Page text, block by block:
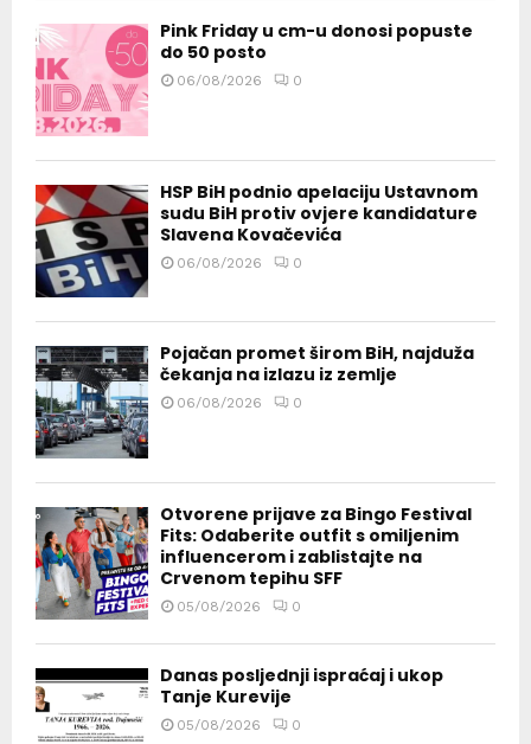
Pink Friday u cm-u donosi popuste
do 50 posto
06/08/2026 0
HSP BiH podnio apelaciju Ustavnom
sudu BiH protiv ovjere kandidature
Slavena Kovačevića
06/08/2026 0
Pojačan promet širom BiH, najduža
čekanja na izlazu iz zemlje
06/08/2026 0
Otvorene prijave za Bingo Festival
Fits: Odaberite outfit s omiljenim
influencerom i zablistajte na
Crvenom tepihu SFF
05/08/2026 0
Danas posljednji ispraćaj i ukop
Tanje Kurevije
05/08/2026 0